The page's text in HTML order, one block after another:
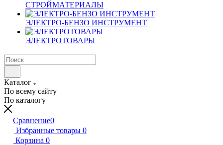
СТРОЙМАТЕРИАЛЫ
ЭЛЕКТРО-БЕНЗО ИНСТРУМЕНТ
ЭЛЕКТРОТОВАРЫ
Каталог
По всему сайту
По каталогу
Сравнение0
Избранные товары 0
Корзина 0